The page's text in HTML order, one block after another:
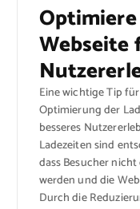
Webseite
Eine wichtige Tip
Optimierung der
besseres
Ladezeiten sind
dass Besucher
werden und die
Durch die